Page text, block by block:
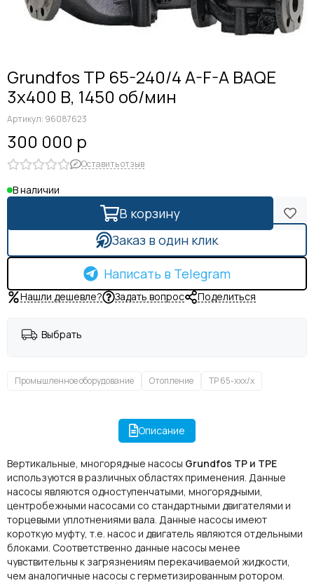
Grundfos TP 65-240/4 A-F-A BAQE
3x400 В, 1450 об/мин
Артикул: 96087623
300 000 р
Оставить отзыв
В наличии
В корзину
Заказ в один клик
Написать в Telegram
Нашли дешевле? Задать вопрос Поделиться
Выбрать
Промышленное оборудование Отопление TP 65-xxx/x
Описание
Вертикальные, многорядные насосы Grundfos TP и TPE
используются в различных областях применения. Данные
насосы являются одноступенчатыми, многорядными,
центробежными насосами со стандартными двигателями и
торцевыми уплотнениями вала. Данные насосы имеют
короткую муфту, т.е. насос и двигатель являются отдельными
блоками. Соответственно данные насосы менее
чувствительны к загрязнениям перекачиваемой жидкости,
чем аналогичные насосы с герметизированным ротором.